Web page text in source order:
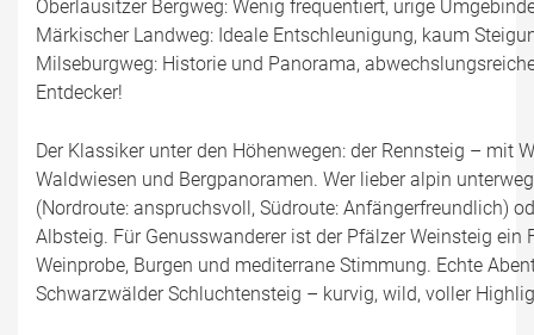
Oberlausitzer Bergweg: Wenig frequentiert, urige
Märkischer Landweg: Ideale Entschleunigung, kaum
Milseburgweg: Historie und Panorama,
Entdecker!
Der Klassiker unter den Höhenwegen: der Rennsteig – mit
Waldwiesen und Bergpanoramen. Wer lieber alpin
(Nordroute: anspruchsvoll, Südroute: Anfängerfreundlich)
Albsteig. Für Genusswanderer ist der Pfälzer Weinsteig ein
Weinprobe, Burgen und mediterrane Stimmung. Echte
Schwarzwälder Schluchtensteig – kurvig, wild, voller